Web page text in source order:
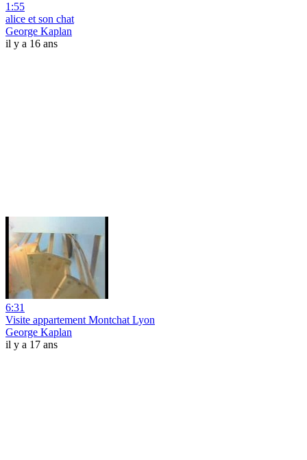
1:55
alice et son chat
George Kaplan
il y a 16 ans
6:31
Visite appartement Montchat Lyon
George Kaplan
il y a 17 ans